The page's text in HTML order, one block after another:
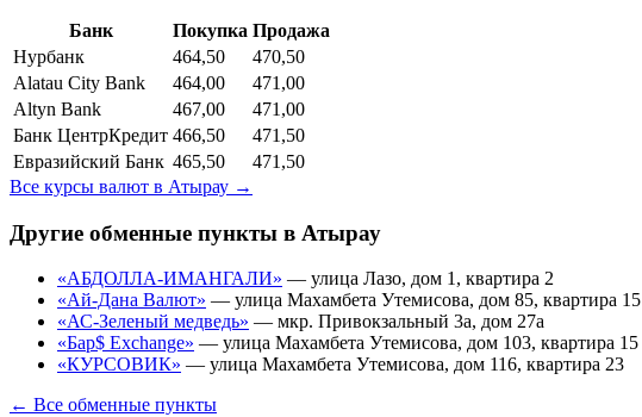
Банк Покупка Продажа
Нурбанк
464,50
470,50
Alatau City Bank
464,00
471,00
Altyn Bank
467,00
471,00
Банк ЦентрКредит 466,50
471,50
Евразийский Банк 465,50
471,50
Все курсы валют в Атырау →
Другие обменные пункты в Атырау
«АБДОЛЛА-ИМАНГАЛИ» — улица Лазо, дом 1, квартира 2
«Ай-Дана Валют» — улица Махамбета Утемисова, дом 85, квартира 15
«АС-Зеленый медведь» — мкр. Привокзальный 3а, дом 27а
«Бар$ Exchange» — улица Махамбета Утемисова, дом 103, квартира 15
«КУРСОВИК» — улица Махамбета Утемисова, дом 116, квартира 23
← Все обменные пункты